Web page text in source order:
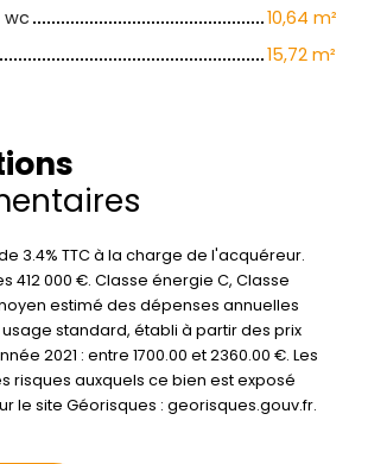
wc
10,64 m²
15,72 m²
3.4% TTC à la charge de l'acquéreur.
412 000 €. Classe énergie C, Classe
estimé des dépenses annuelles
standard, établi à partir des prix
2021 : entre 1700.00 et 2360.00 €. Les
risques auxquels ce bien est exposé
le site Géorisques : georisques.gouv.fr.